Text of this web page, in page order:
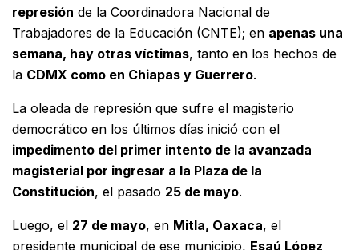
represión de la Coordinadora Nacional de
Trabajadores de la Educación (CNTE); en apenas una
semana, hay otras víctimas, tanto en los hechos de
la CDMX como en Chiapas y Guerrero.
La oleada de represión que sufre el magisterio
democrático en los últimos días inició con el
impedimento del primer intento de la avanzada
magisterial por ingresar a la Plaza de la
Constitución, el pasado 25 de mayo.
Luego, el 27 de mayo, en Mitla, Oaxaca, el
presidente municipal de ese municipio, Esaú López